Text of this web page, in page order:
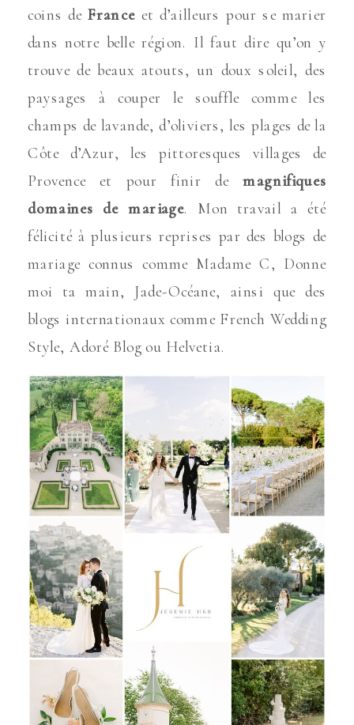
coins de France et d’ailleurs pour se marier
dans notre belle région. Il faut dire qu’on y
trouve de beaux atouts, un doux soleil, des
paysages à couper le souffle comme les
champs de lavande, d’oliviers, les plages de la
Côte d’Azur, les pittoresques villages de
Provence et pour finir demagnifiques
domaines de mariage. Mon travail a été
félicité à plusieurs reprises par des blogs de
mariage connus comme Madame C, Donne
moi ta main, Jade-Océane, ainsi que des
blogs internationaux comme French Wedding
Style, Adoré Blog ou Helvetia.